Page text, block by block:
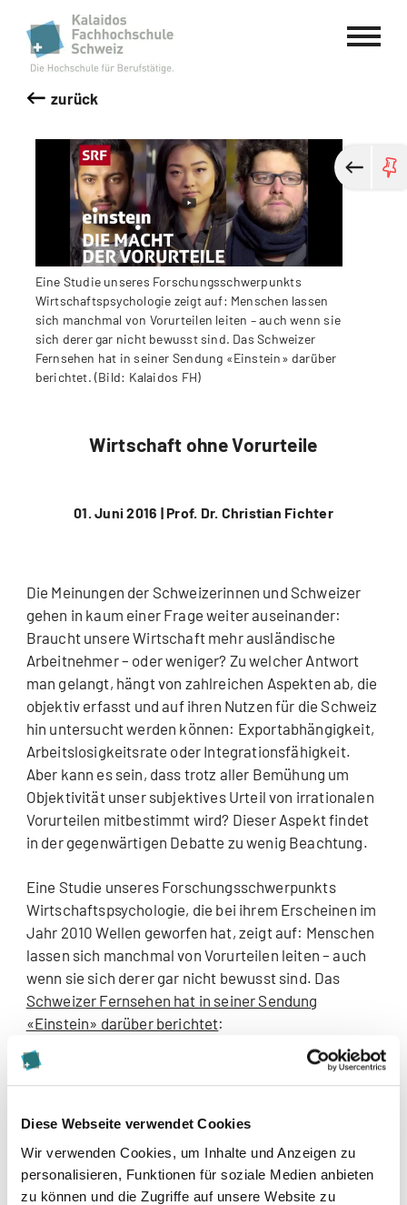
Diese Webseite verwendet Cookies
Wir verwenden Cookies, um Inhalte und Anzeigen zu
personalisieren, Funktionen für soziale Medien anbieten
zu können und die Zugriffe auf unsere Website zu
Kalaidos Fachhochschule Schweiz
zurück
Eine Studie unseres Forschungsschwerpunkts
Wirtschaftspsychologie zeigt auf: Menschen lassen
sich manchmal von Vorurteilen leiten – auch wenn sie
sich derer gar nicht bewusst sind. Das Schweizer
Fernsehen hat in seiner Sendung «Einstein» darüber
berichtet. (Bild: Kalaidos FH)
Wirtschaft ohne Vorurteile
01. Juni 2016 |Prof. Dr. Christian Fichter
Die Meinungen der Schweizerinnen und Schweizer
gehen in kaum einer Frage weiter auseinander:
Braucht unsere Wirtschaft mehr ausländische
Arbeitnehmer – oder weniger? Zu welcher Antwort
man gelangt, hängt von zahlreichen Aspekten ab, die
objektiv erfasst und auf ihren Nutzen für die Schweiz
hin untersucht werden können: Exportabhängigkeit,
Arbeitslosigkeitsrate oder Integrationsfähigkeit.
Aber kann es sein, dass trotz aller Bemühung um
Objektivität unser subjektives Urteil von irrationalen
Vorurteilen mitbestimmt wird? Dieser Aspekt findet
in der gegenwärtigen Debatte zu wenig Beachtung.
Eine Studie unseres Forschungsschwerpunkts
Wirtschaftspsychologie, die bei ihrem Erscheinen im
Jahr 2010 Wellen geworfen hat, zeigt auf: Menschen
lassen sich manchmal von Vorurteilen leiten – auch
wenn sie sich derer gar nicht bewusst sind. Das
Schweizer Fernsehen hat in seiner Sendung
«Einstein» darüber berichtet:
Wer weiss, dass wir uns manchmal von Vorurteilen
beeinflussen lassen, ändert vielleicht nicht
übereinstimmt – und ob sie zum besten Nutzen der
Schweizer Wirtschaft ist.